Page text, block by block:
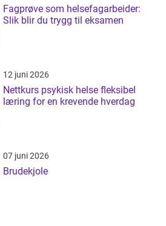
Fagprøve som helsefagarbeider:
Slik blir du trygg til eksamen
12 juni 2026
Nettkurs psykisk helse fleksibel
læring for en krevende hverdag
07 juni 2026
Brudekjole